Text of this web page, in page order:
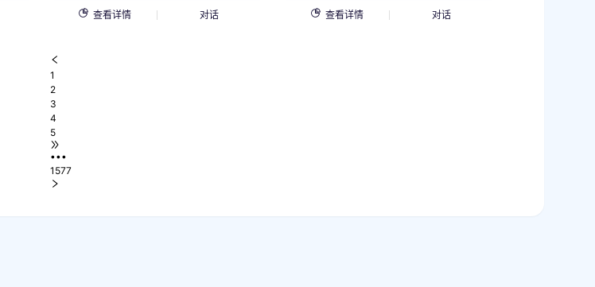
before submitting.you want to translate
查看详情 对话 查看详情 对话
1
2
3
4
5
•••
1577